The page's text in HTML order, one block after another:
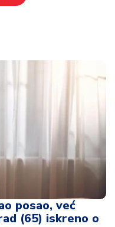
posao, već
(65) iskreno o